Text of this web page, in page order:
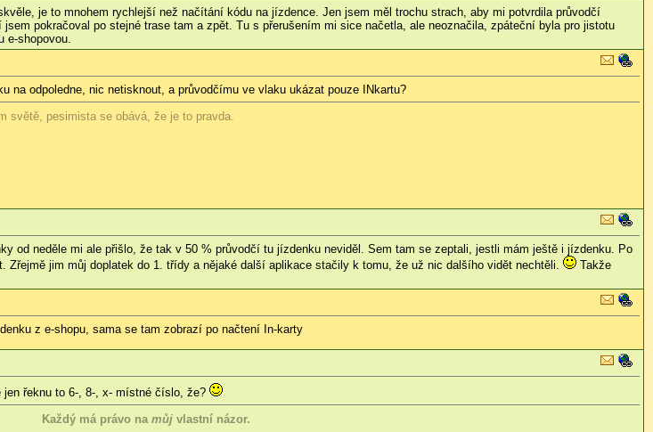
je to mnohem rychlejší než načítání kódu na jízdence. Jen jsem měl trochu strach, aby mi potvrdila průvodčí
pokračoval po stejné trase tam a zpět. Tu s přerušením mi sice načetla, ale neoznačila, zpáteční byla pro jistotu
e-shopovou.
odpoledne, nic netisknout, a průvodčímu ve vlaku ukázat pouze INkartu?
pesimista se obává, že je to pravda.
od neděle mi ale přišlo, že tak v 50 % průvodčí tu jízdenku neviděl. Sem tam se zeptali, jestli mám ještě i jízdenku. Po
jim můj doplatek do 1. třídy a nějaké další aplikace stačily k tomu, že už nic dalšího vidět nechtěli.
Takže
z e-shopu, sama se tam zobrazí po načtení In-karty
řeknu to 6-, 8-, x- místné číslo, že?
Každý má právo na můjvlastní názor.